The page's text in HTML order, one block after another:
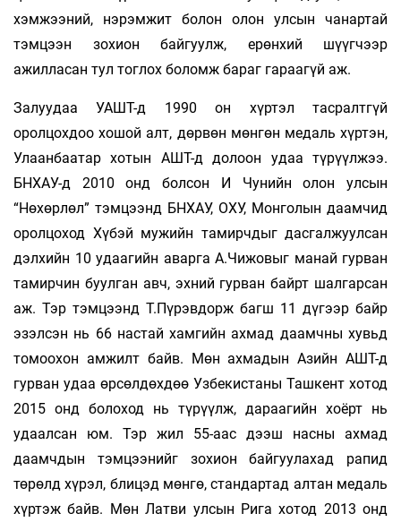
хэмжээний, нэрэмжит болон олон улсын чанартай
тэмцээн зохион байгуулж, ерөнхий шүүгчээр
ажилласан тул тоглох боломж бараг гараагүй аж.
Залуудаа УАШТ-д 1990 он хүртэл тасралтгүй
оролцохдоо хошой алт, дөрвөн мөнгөн медаль хүртэн,
Улаанбаатар хотын АШТ-д долоон удаа түрүүлжээ.
БНХАУ-д 2010 онд болсон И Чунийн олон улсын
“Нөхөрлөл” тэмцээнд БНХАУ, ОХУ, Монголын даамчид
оролцоход Хүбэй мужийн тамирчдыг дасгалжуулсан
дэлхийн 10 удаагийн аварга А.Чижовыг манай гурван
тамирчин буулган авч, эхний гурван байрт шалгарсан
аж. Тэр тэм­цээнд Т.Пүрэвдорж багш 11 дүгээр байр
эзэлсэн нь 66 настай хамгийн ахмад даамчны хувьд
томоохон амжилт байв. Мөн ахмадын Азийн АШТ-д
гурван удаа өрсөлдөхдөө Узбекистаны Ташкент хотод
2015 онд болоход нь түрүүлж, дараагийн хоёрт нь
удаалсан юм. Тэр жил 55-аас дээш насны ахмад
даамчдын тэм­цээнийг зохион байгуулахад рапид
төрөлд хүрэл, блицэд мөнгө, стандартад алтан медаль
хүртэж байв. Мөн Латви улсын Рига хотод 2013 онд